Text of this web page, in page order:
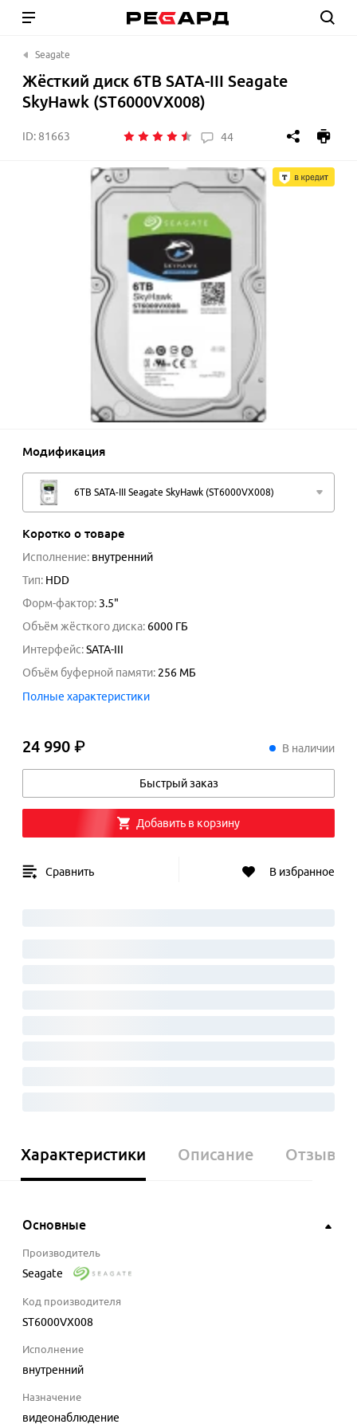
Seagate
Жёсткий диск 6TB SATA-III Seagate
SkyHawk (ST6000VX008)
ID:81663 44
Модификация
6TB SATA-III Seagate SkyHawk (ST6000VX008)
Коротко о товаре
Исполнение: внутренний
Тип: HDD
Форм-фактор: 3.5"
Объём жёсткого диска:6000 ГБ
Интерфейс:SATA-III
Объём буферной памяти: 256 МБ
Полные характеристики
24 990 ₽24 990 ₽ В наличии
Быстрый заказ
Добавить в корзину
Сравнить В избранное
Характеристики Описание Отзывы
Основные
Производитель
Seagate
Код производителя
ST6000VX008
Исполнение
внутренний
Назначение
видеонаблюдение